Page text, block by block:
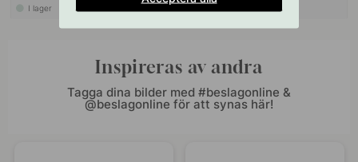
I lager
Inspireras av andra
Tagga dina bilder med #beslagonline &
@beslagonline för att synas här!